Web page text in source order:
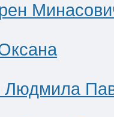
Людмила